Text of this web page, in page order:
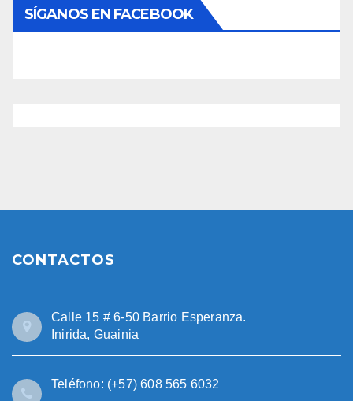
SÍGANOS EN FACEBOOK
CONTACTOS
Calle 15 # 6-50 Barrio Esperanza.
Inirida, Guainia
Teléfono: (+57) 608 565 6032